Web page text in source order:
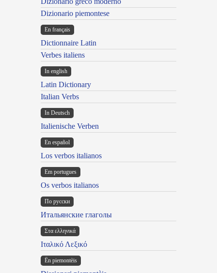
Dizionario piemontese
En français
Dictionnaire Latin
Verbes italiens
In english
Latin Dictionary
Italian Verbs
In Deutsch
Italienische Verben
En español
Los verbos italianos
Em portugues
Os verbos italianos
По русски
Итальянские глаголы
Στα ελληνικά
Ιταλικό Λεξικό
Ën piemontèis